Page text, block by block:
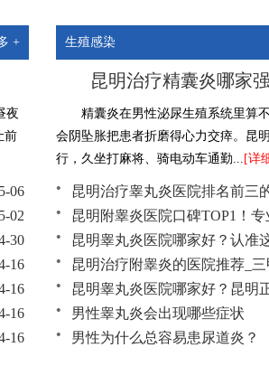
+
夜
前
06
02
30
16
16
16
16
生殖感染
昆明治疗精囊炎哪家
精囊炎在男性泌尿生殖系统里算
会阴坠胀把患者折磨得心力交瘁。昆
行，久坐打麻将、骑电动车通勤... [详
昆明治疗睾丸炎医院排名前三
昆明附睾炎医院口碑TOP1！
昆明睾丸炎医院哪家好？认准
昆明治疗附睾炎的医院推荐_
昆明睾丸炎医院哪家好？昆明
男性睾丸炎会出现哪些症状
男性为什么总容易患尿道炎？